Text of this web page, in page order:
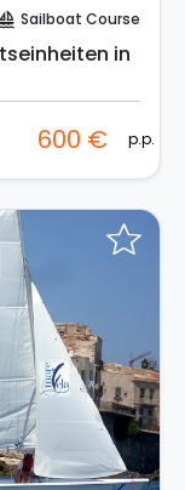
Sailboat Course
in
600 € p.p.